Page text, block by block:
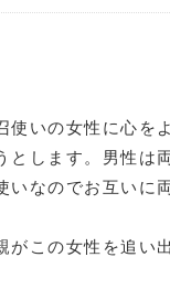
使いの女性に心を
とします。男性は
いなのでお互いに
がこの女性を追い